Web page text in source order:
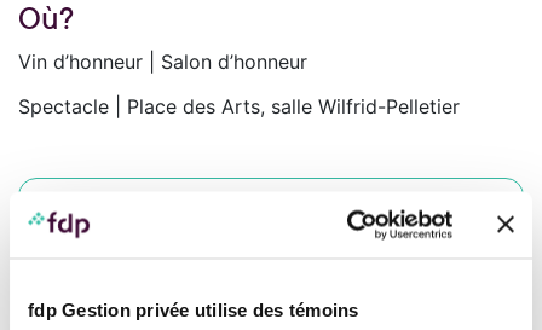
fdp Gestion privée utilise des témoins
Où?
Vin d’honneur | Salon d’honneur
Spectacle | Place des Arts, salle Wilfrid-Pelletier
IMPORTANT: Veuillez remplir une inscription